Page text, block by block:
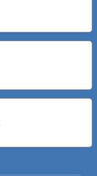
CITTA’ LE NOVE
CON
DELLE